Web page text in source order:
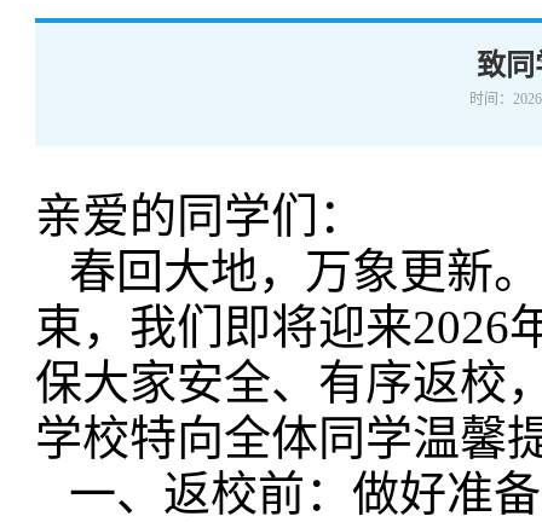
致
时间：
亲爱的同学们：
春回大地，万象更新
束，我们即将迎来2026
保大家安全、有序返校
学校特向全体同学温馨
一、返校前：做好准